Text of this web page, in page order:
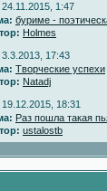
24.11.2015, 1:47
буриме -
Holmes
3.3.2013, 17:43
Творческие успехи
Natadj
19.12.2015, 18:31
Раз пошла такая
ustalostb